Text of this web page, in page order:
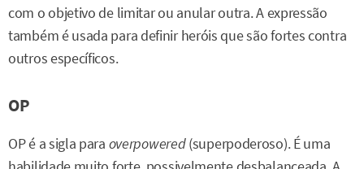
com o objetivo de limitar ou anular outra. A expressão
também é usada para definir heróis que são fortes contra
outros específicos.
OP
OP é a sigla para overpowered(superpoderoso). É uma